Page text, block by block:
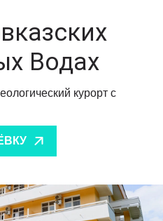
Водах
курорт с